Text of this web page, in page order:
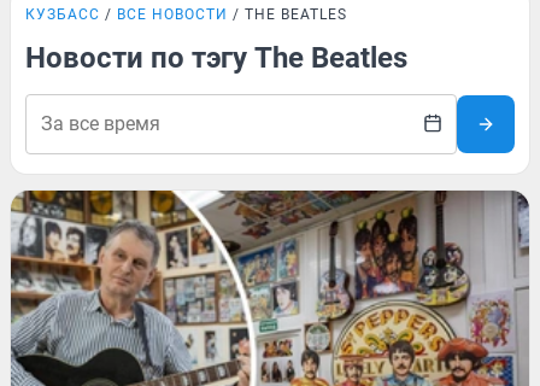
КУЗБАСС ВСЕ НОВОСТИ THE BEATLES
Новости по тэгу The Beatles